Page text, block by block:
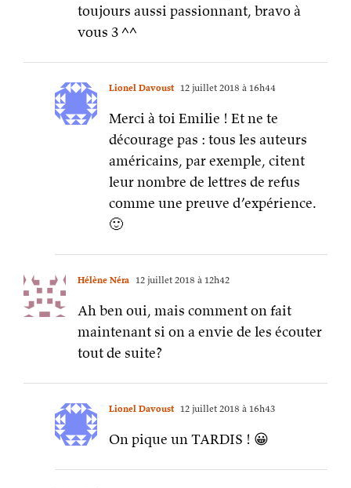
toujours aussi passionnant, bravo à
vous 3 ^^
Lionel Davoust 12 juillet 2018 à 16h44
Merci à toi Emilie ! Et ne te
décourage pas : tous les auteurs
américains, par exemple, citent
leur nombre de lettres de refus
comme une preuve d’expérience.
🙂
Hélène Néra 12 juillet 2018 à 12h42
Ah ben oui, mais comment on fait
maintenant si on a envie de les écouter
tout de suite?
Lionel Davoust 12 juillet 2018 à 16h43
On pique un TARDIS ! 😀